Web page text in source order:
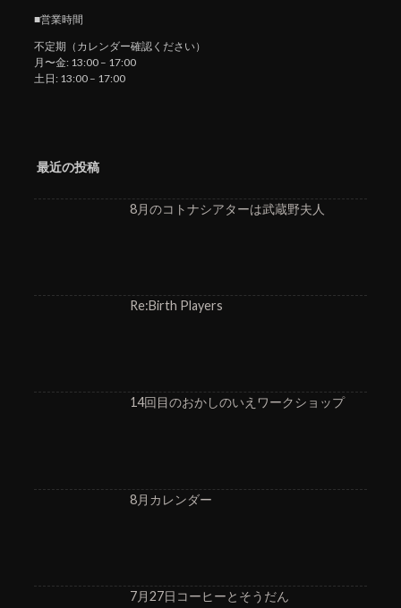
■営業時間
不定期（カレンダー確認ください）
月〜金: 13:00 – 17:00
土日: 13:00 – 17:00
最近の投稿
8月のコトナシアターは武蔵野夫人
Re:Birth Players
14回目のおかしのいえワークショップ
8月カレンダー
7月27日コーヒーとそうだん